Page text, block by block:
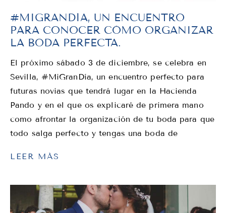
#MIGRANDÍA, UN ENCUENTRO
PARA CONOCER CÓMO ORGANIZAR
LA BODA PERFECTA.
El próximo sábado 3 de diciembre, se celebra en
Sevilla, #MiGranDía, un encuentro perfecto para
futuras novias que tendrá lugar en la Hacienda
Pando y en el que os explicaré de primera mano
como afrontar la organización de tu boda para que
todo salga perfecto y tengas una boda de
LEER MÁS